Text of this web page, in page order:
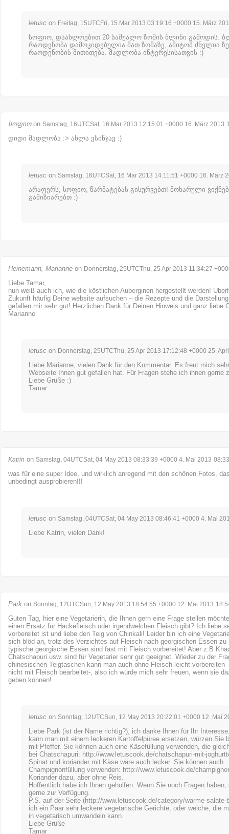
letusc on Freitag, 15UTCFri, 15 Mar 2013 03:19:16 +0000 15. März
სოფიო, დაახლოებით 20 საშუალო ზომის ბლინი გამოდის.
რაოდენობა დამოკიდებულია მათ ზომაზე, ამიტომ ძნელია
რაოდენობის მითითება. მადლობა ინტერესისათვის :)
სოფიოon Samstag, 16UTCSat, 16 Mar 2013 12:15:01 +0000 16. März 2013
დიდი მადლობა :> ახლა ვსინჯავ :)
letusc on Samstag, 16UTCSat, 16 Mar 2013 14:11:51 +0000 16. März
არაფერს, სოფიო, წარმატებას გისურვებთ! მოხარული
გამიზიარებთ :)
Heinemann, Marianne on Donnerstag, 25UTCThu, 25 Apr 2013 11:34:27
Liebe Tamar,
nun weiß auch ich, wie die köstlichen Auberginen hergestellt werden!
Zukunft häufig Deine website aufsuchen – die Rezepte und die
gefallen mir sehr gut! Herzlichen Dank für Deinen Hinweis und ganz liebe
Marianne
letusc on Donnerstag, 25UTCThu, 25 Apr 2013 17:12:48 +0000 25.
Liebe Marianne, vielen Dank für den Kommentar. Es freut mich
Webseite Ihnen gut gefallen hat. Für Fragen stehe ich ihnen gerne
Liebe Grüße :)
Tamar
Katrin on Samstag, 04UTCSat, 04 May 2013 08:33:39 +0000 4. Mai 2013 08:33
was für eine super Idee, und wirklich anregend mit den schönen Fotos,
unbedingt ausprobieren!!!
letusc on Samstag, 04UTCSat, 04 May 2013 08:46:41 +0000 4. Mai
Liebe Katrin, vielen Dank!
Park on Sonntag, 12UTCSun, 12 May 2013 18:54:55 +0000 12. Mai 2013
Guten Tag, hier eine Vegetarierin, die Ihnen gern eine Frage stellen
einen Ersatz für Hackefleisch oder irgendwelchen Fleisch gibt? Ich liebe
vorbereitet ist und liebe den Teig von Chinkali! Leider bin ich eine
sich blöd an, trotz des Verzichtes auf Fleisch nach georgischen Essen zu
typische georgische Essen sind fast mit Fleisch vorbereitet! Aber z.B
Chatschapuri usw. sind für Vegetarier sehr gut geeignet. Wieder zu der
chinesischen Teigtaschen kann man auch ohne Fleisch leicht vorbereiten
nicht mit Fleisch bearbeitet-, also ich würde mich sehr freuen, wenn sie
geben können!
letusc on Sonntag, 12UTCSun, 12 May 2013 20:22:01 +0000 12. Mai
Liebe Park (ist der Name richtig?), ich danke Ihnen für Ihr
kann man mit einem leckeren Kartoffelpüree ersetzen, würzen Sie
mit Pfeffer. Sie können auch eine Käsefüllung verwenden, die
bei Chatschapuri: http://www.letuscook.de/chatschapuri-mit-
Spinat und koriander mit Käse wäre auch lecker. Sie können auch
Champignonfüllung verwenden: http://www.letuscook.de/
Koriander dazu, aber ohne Reis.
Hoffentlich habe ich Ihnen geholfen. Wenn Sie noch Fragen
gerne zur Verfügung.
P.S. auf der Seite (http://www.letuscook.de/category/warme-salate-
ich ein Paar sehr leckere vegetarische Gerichte, oder welche, die
in vegetarisch umwandeln kann.
Liebe Grüße
Tamar